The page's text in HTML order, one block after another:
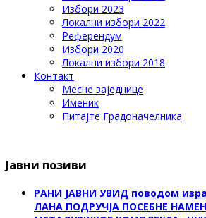
Избори 2023
Локални избори 2022
Референдум
Избори 2020
Локални избори 2018
Контакт
Месне заједнице
Именик
Питајте Градоначелника
Јавни позиви
РАНИ ЈАВНИ УВИД поводом
ЛАНА ПОДРУЧЈА ПОСЕБНЕ